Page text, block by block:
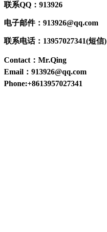
联系QQ：913926
电子邮件：913926@qq.com
联系电话：13957027341(短信)
Contact：Mr.Qing
Email：913926@qq.com
Phone:+8613957027341